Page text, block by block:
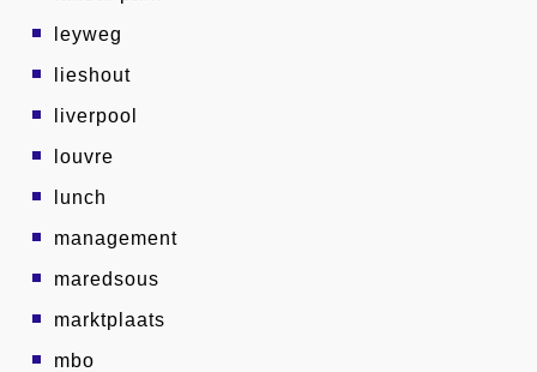
leyweg
lieshout
liverpool
louvre
lunch
management
maredsous
marktplaats
mbo